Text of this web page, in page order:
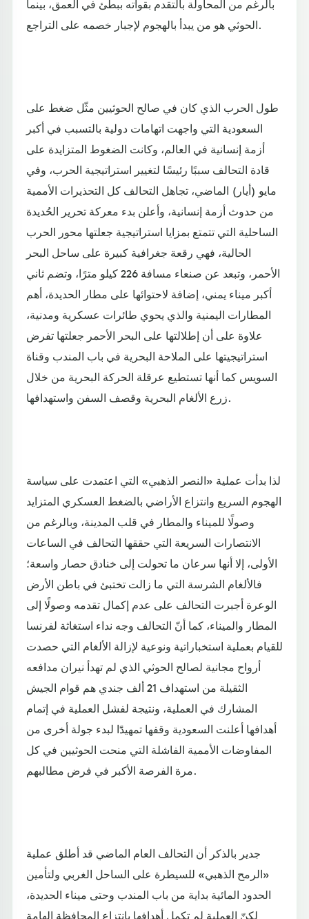
بالرغم من المحاولة بالتقدم بقواته ببطئ في العمق، بينما
الحوثي هو من يبدأ بالهجوم لإجبار خصمه على التراجع.
طول الحرب الذي كان في صالح الحوثيين مثّل ضغط على
السعودية التي واجهت اتهامات دولية بالتسبب في أكبر
أزمة إنسانية في العالم، وكانت الضغوط المتزايدة على
قادة التحالف سببًا رئيسًا لتغيير استراتيجية الحرب، وفي
مايو (أيار) الماضي، تجاهل التحالف كل التحذيرات الأممية
من حدوث أزمة إنسانية، وأعلن بدء معركة تحرير الحُديدة
الساحلية التي تتمتع بمزايا استراتيجية جعلتها محور الحرب
الحالية، فهي رقعة جغرافية كبيرة على ساحل البحر
الأحمر، وتبعد عن صنعاء مسافة 226 كيلو مترًا، وتضم ثاني
أكبر ميناء يمني، إضافة لاحتوائها على مطار الحديدة، أهم
المطارات اليمنية والذي يحوي طائرات عسكرية ومدنية،
علاوة على أن إطلالتها على البحر الأحمر جعلتها تفرض
استراتيجيتها على الملاحة البحرية في باب المندب وقناة
السويس كما أنها تستطيع عرقلة الحركة البحرية من خلال
زرع الألغام البحرية وقصف السفن واستهدافها.
لذا بدأت عملية «النصر الذهبي» التي اعتمدت على سياسة
الهجوم السريع وانتزاع الأراضي بالضغط العسكري المتزايد
وصولًا للميناء والمطار في قلب المدينة، وبالرغم من
الانتصارات السريعة التي حققها التحالف في الساعات
الأولى، إلا أنها سرعان ما تحولت إلى خنادق حصار واسعة؛
فالألغام الشرسة التي ما زالت تختبئ في باطن الأرض
الوعرة أجبرت التحالف على عدم إكمال تقدمه وصولًا إلى
المطار والميناء، كما أنّ التحالف وجه نداء استغاثة لفرنسا
للقيام بعملية استخباراتية ونوعية لإزالة الألغام التي حصدت
أرواح مجانية لصالح الحوثي الذي لم تهدأ نيران مدافعه
الثقيلة من استهداف 21 ألف جندي هم قوام الجيش
المشارك في العملية، ونتيجة لفشل العملية في إتمام
أهدافها أعلنت السعودية وقفها تمهيدًَا لبدء جولة أخرى من
المفاوضات الأممية الفاشلة التي منحت الحوثيين في كل
مرة الفرصة الأكبر في فرض مطالبهم.
جدير بالذكر أن التحالف العام الماضي قد أطلق عملية
«الرمح الذهبي» للسيطرة على الساحل الغربي ولتأمين
الحدود المائية بداية من باب المندب وحتى ميناء الحديدة،
لكنّ العملية لم تكمل أهدافها بانتزاع المحافظة الهامة